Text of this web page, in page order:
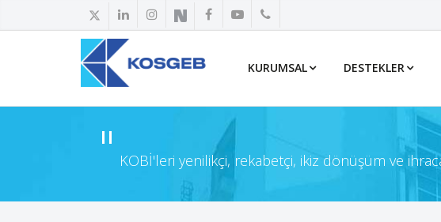
KURUMSAL DESTEKLER
KOBİ'leri yenilikçi, rekabetçi, ikiz dönüşüm ve